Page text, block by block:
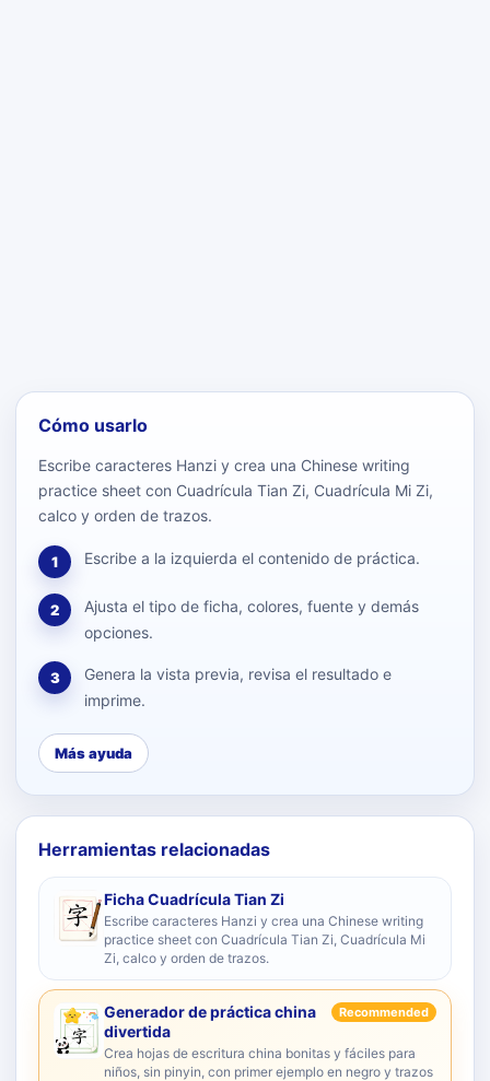
Cómo usarlo
Escribe caracteres Hanzi y crea una Chinese writing
practice sheet con Cuadrícula Tian Zi, Cuadrícula Mi Zi,
calco y orden de trazos.
1 Escribe a la izquierda el contenido de práctica.
2
Ajusta el tipo de ficha, colores, fuente y demás
opciones.
3
Genera la vista previa, revisa el resultado e
imprime.
Más ayuda
Herramientas relacionadas
Ficha Cuadrícula Tian Zi
Escribe caracteres Hanzi y crea una Chinese writing
practice sheet con Cuadrícula Tian Zi, Cuadrícula Mi
Zi, calco y orden de trazos.
Generador de práctica china
divertida
Recommended
Crea hojas de escritura china bonitas y fáciles para
niños, sin pinyin, con primer ejemplo en negro y trazos